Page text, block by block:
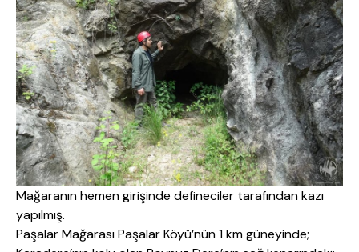
Mağaranın hemen girişinde defineciler tarafından kazı
yapılmış.
Paşalar Mağarası Paşalar Köyü’nün 1 km güneyinde;